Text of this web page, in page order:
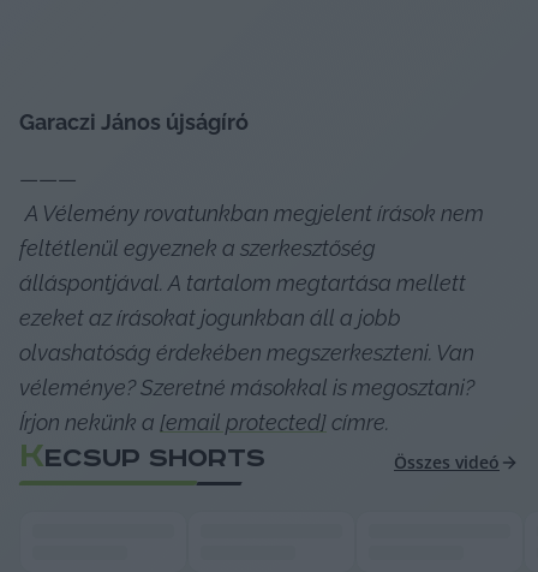
Garaczi János újságíró
———
A Vélemény rovatunkban megjelent írások nem
feltétlenül egyeznek a szerkesztőség
álláspontjával. A tartalom megtartása mellett
ezeket az írásokat jogunkban áll a jobb
olvashatóság érdekében megszerkeszteni. Van
véleménye? Szeretné másokkal is megosztani?
Írjon nekünk a [email protected] címre.
KECSUP SHORTS Összes videó